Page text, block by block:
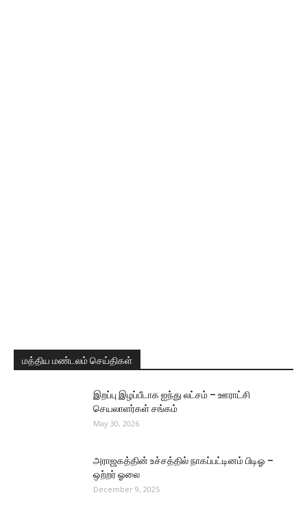
மத்திய மண்டலம் செய்திகள்
இறப்பு இழப்பீடாக ஐந்து லட்சம் – ஊராட்சி
செயலாளர்கள் சங்கம்
May 30, 2026
அராஜகத்தின் உச்சத்தில் நாகப்பட்டினம் பிடிஓ –
ஒற்றர் ஓலை
December 9, 2025